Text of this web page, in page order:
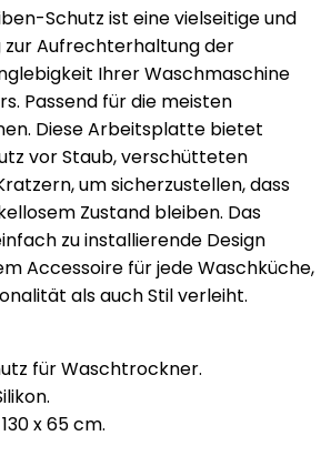
Schutz ist eine vielseitige und
zur Aufrechterhaltung der
Ihrer Waschmaschine
Passend für die meisten
Diese Arbeitsplatte bietet
vor Staub, verschütteten
um sicherzustellen, dass
Zustand bleiben. Das
zu installierende Design
Accessoire für jede Waschküche,
als auch Stil verleiht.
für Waschtrockner.
x 65 cm.